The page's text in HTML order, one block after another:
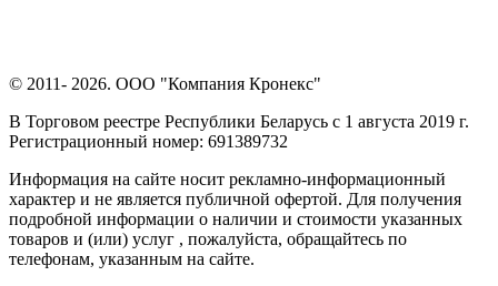
© 2011- 2026. ООО "Компания Кронекс"
В Торговом реестре Республики Беларусь с 1 августа 2019 г.
Регистрационный номер: 691389732
Информация на сайте носит рекламно-информационный
характер и не является публичной офертой. Для получения
подробной информации о наличии и стоимости указанных
товаров и (или) услуг , пожалуйста, обращайтесь по
телефонам, указанным на сайте.